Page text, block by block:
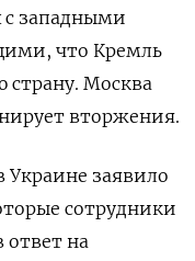
западными
что Кремль
страну. Москва
вторжения.
Украине заявило
сотрудники
на